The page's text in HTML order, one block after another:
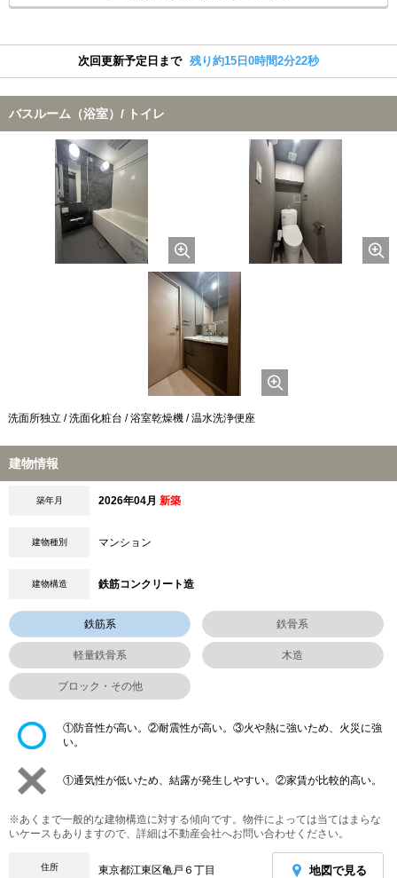
次回更新予定日まで 残り約15日0時間2分21秒
バスルーム（浴室）/ トイレ
洗面所独立 / 洗面化粧台 / 浴室乾燥機 / 温水洗浄便座
建物情報
築年月 2026年04月 新築
建物種別 マンション
建物構造 鉄筋コンクリート造
鉄筋系 鉄骨系
軽量鉄骨系 木造
ブロック・その他
①防音性が高い。②耐震性が高い。③火や熱に強いため、火災に強
い。
①通気性が低いため、結露が発生しやすい。②家賃が比較的高い。
※あくまで一般的な建物構造に対する傾向です。物件によっては当てはまらな
いケースもありますので、詳細は不動産会社へお問い合わせください。
住所 東京都江東区亀戸６丁目 地図で見る